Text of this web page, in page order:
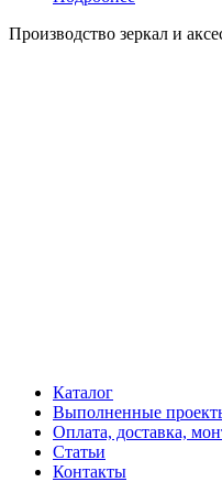
Производство зеркал и
Каталог
Выполненные
Оплата, доставка,
Статьи
Контакты